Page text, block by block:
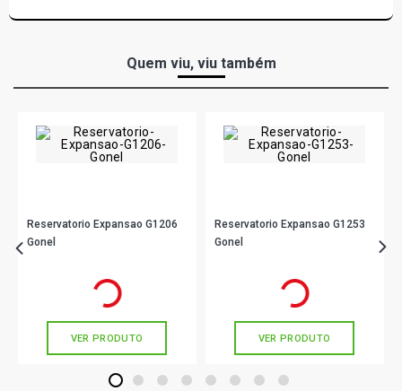
Quem viu, viu também
Reservatorio Expansao G1206
Gonel
em até 1x de
VER PRODUTO
Reservatorio Expansao G1253
Gonel
em até 1x de
VER PRODUTO
1 2 3 4 5 6 7 8